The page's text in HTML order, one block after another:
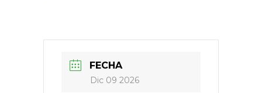
FECHA
Dic 09 2026